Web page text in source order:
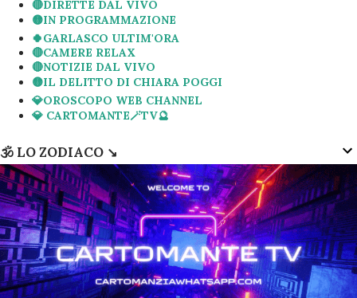
🔴DIRETTE DAL VIVO
🟡IN PROGRAMMAZIONE
🍀GARLASCO ULTIM'ORA
🔴CAMERE RELAX
🔴NOTIZIE DAL VIVO
🟡IL DELITTO DI CHIARA POGGI
💎OROSCOPO WEB CHANNEL
💎 CARTOMANTE🪄TV🔮
🕉 LO ZODIACO ↘️